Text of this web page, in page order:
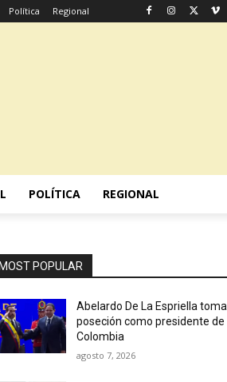
Política Regional
POLÍTICA REGIONAL
MOST POPULAR
Abelardo De La Espriella toma
poseción como presidente de
Colombia
agosto 7, 2026